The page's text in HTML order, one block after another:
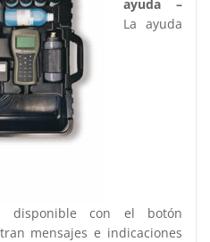
ayuda –
La ayuda
disponible con el botón
mensajes e indicaciones